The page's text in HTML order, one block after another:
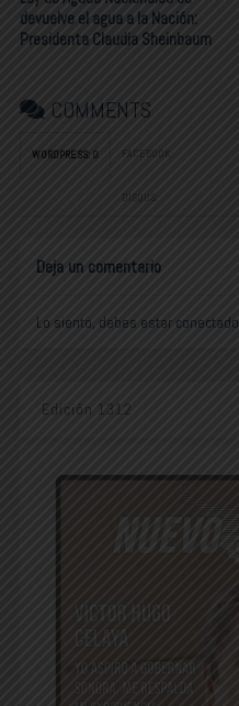
devuelve el agua a la Nación:
Presidenta Claudia Sheinbaum
COMMENTS
WORDPRESS: 0 FACEBOOK:
DISQUS:
Deja un comentario
Lo siento, debes estar conectado
Edición 1312